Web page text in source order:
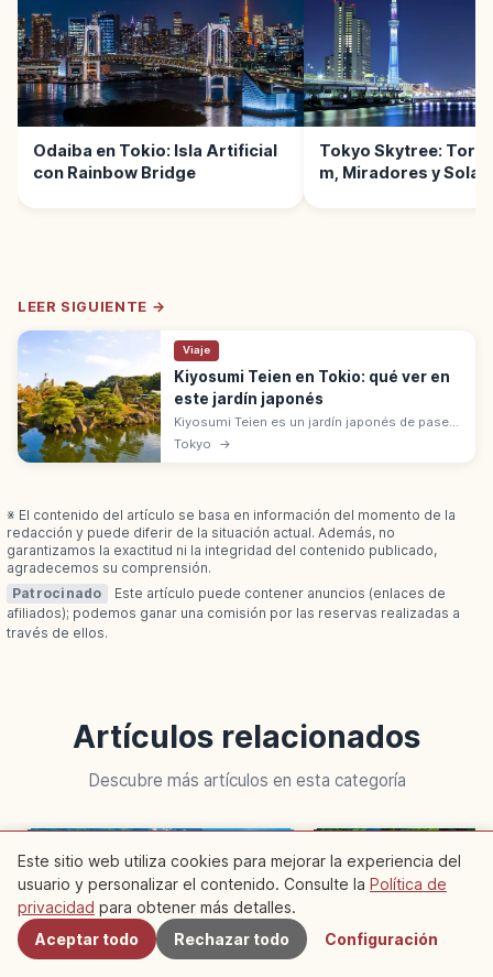
Odaiba en Tokio: Isla Artificial
con Rainbow Bridge
Tokyo Skytree:
m, Miradores y
LEER SIGUIENTE →
Viaje
Kiyosumi Teien en Tokio: qué ver en
este jardín japonés
Kiyosumi Teien es un jardín japonés de paseo
con estanque en Kōtō (Tokio), iniciado en
1878 por Iwasaki Yatarō. Lugar Pintoresco de
Tokyo →
※ El contenido del artículo se basa en información del momento de la
redacción y puede diferir de la situación actual. Además, no
garantizamos la exactitud ni la integridad del contenido publicado,
agradecemos su comprensión.
Patrocinado
Este artículo puede contener anuncios (enlaces de
afiliados); podemos ganar una comisión por las reservas realizadas a
través de ellos.
Artículos relacionados
Descubre más artículos en esta categoría
Cercanos
Este sitio web utiliza cookies para mejorar la experiencia del
usuario y personalizar el contenido. Consulte la Política de
privacidad para obtener más detalles.
Aceptar todo
Rechazar todo Configuración